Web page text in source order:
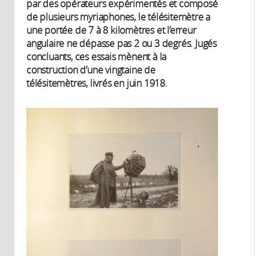
par des opérateurs expérimentés et composé
de plusieurs myriaphones, le télésitemètre a
une portée de 7 à 8 kilomètres et l’erreur
angulaire ne dépasse pas 2 ou 3 degrés. Jugés
concluants, ces essais mènent à la
construction d’une vingtaine de
télésitemètres, livrés en juin 1918.